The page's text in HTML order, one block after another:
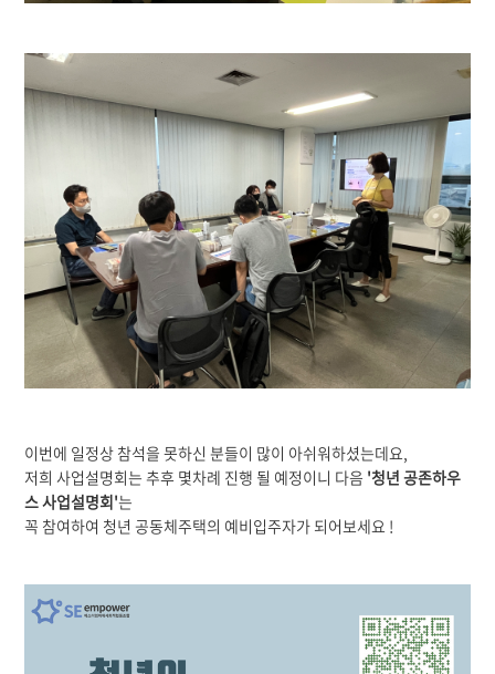
이번에 일정상 참석을 못하신 분들이 많이 아쉬워하셨는데요,
저희 사업설명회는 추후 몇차례 진행 될 예정이니 다음 '청년 공존하우
스 사업설명회'는
꼭 참여하여 청년 공동체주택의 예비입주자가 되어보세요 !